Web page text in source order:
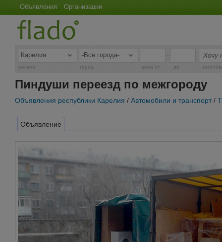
Объявления Организации
-
регион город цена от до
Пиндуши переезд по межгороду
Объявления республики Карелия / Автомобили и транспорт /
Объявление